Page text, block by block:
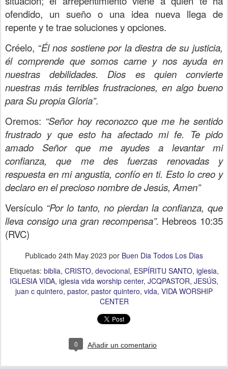
ofendido, un sueño o una idea nueva llega de
repente y te trae soluciones y opciones.
Créelo, “Él nos sostiene por la diestra de su justicia,
él comprende que somos carne y nos ayuda en
nuestras debilidades. Dios es quien convierte
nuestras más terribles frustraciones, en algo bueno
para Su propia Gloria”.
Oremos: “Señor hoy reconozco que me he sentido
frustrado y que esto ha afectado mi fe. Te pido
amado Señor que me ayudes a levantar mi
confianza, que me des fuerzas renovadas y
respuesta en mi angustia, confío en ti. Esto lo creo y
declaro en el precioso nombre de Jesús, Amen”
Versículo “Por lo tanto, no pierdan la confianza, que
lleva consigo una gran recompensa”. Hebreos 10:35
(RVC)
Publicado 24th May 2023 por Buen Dia Todos Los Dias
Etiquetas: biblia CRISTO devocional ESPÍRITU SANTO iglesia
IGLESIA VIDA iglesia vida worship center JCQPASTOR JESÚS
juan c quintero pastor pastor quintero vida VIDA WORSHIP
CENTER
0 Añadir un comentario